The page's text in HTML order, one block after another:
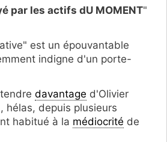
par les actifs dU MOMENT"
est un épouvantable
indigne d'un porte-
davantage d'Olivier
hélas, depuis plusieurs
habitué à la médiocrité de